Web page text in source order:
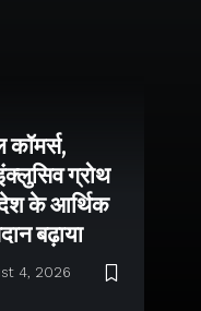
कॉमर्स,
ग्रोथ
के आर्थिक
बढ़ाया
4, 2026